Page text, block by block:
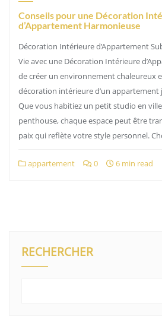
Conseils pour une Décoration
d’Appartement Harmonieuse
Décoration Intérieure d’Appartement
Vie avec une Décoration Intérieure
de créer un environnement chaleureux
décoration intérieure d’un appartement
Que vous habitiez un petit studio en
penthouse, chaque espace peut être
paix qui reflète votre style personnel.
appartement 0 6 min read
RECHERCHER